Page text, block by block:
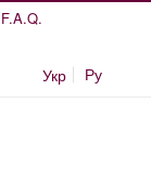
F.A.Q.
Укр Ру